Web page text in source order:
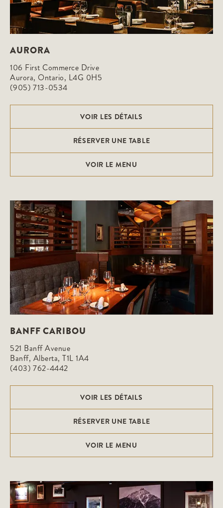
AURORA
106 First Commerce Drive
Aurora, Ontario, L4G 0H5
(905) 713-0534
VOIR LES DÉTAILS
RÉSERVER UNE TABLE
VOIR LE MENU
BANFF CARIBOU
521 Banff Avenue
Banff, Alberta, T1L 1A4
(403) 762-4442
VOIR LES DÉTAILS
RÉSERVER UNE TABLE
VOIR LE MENU